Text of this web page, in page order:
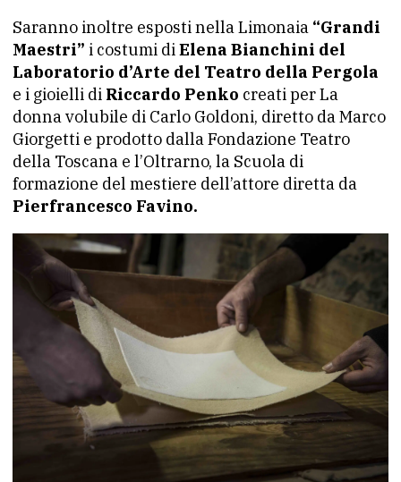
Saranno inoltre esposti nella Limonaia “Grandi
Maestri” i costumi diElena Bianchini del
Laboratorio d’Arte del Teatro della Pergola
e i gioielli di Riccardo Penko creati per La
donna volubile di Carlo Goldoni, diretto da Marco
Giorgetti e prodotto dalla Fondazione Teatro
della Toscana e l’Oltrarno, la Scuola di
formazione del mestiere dell’attore diretta da
Pierfrancesco Favino.